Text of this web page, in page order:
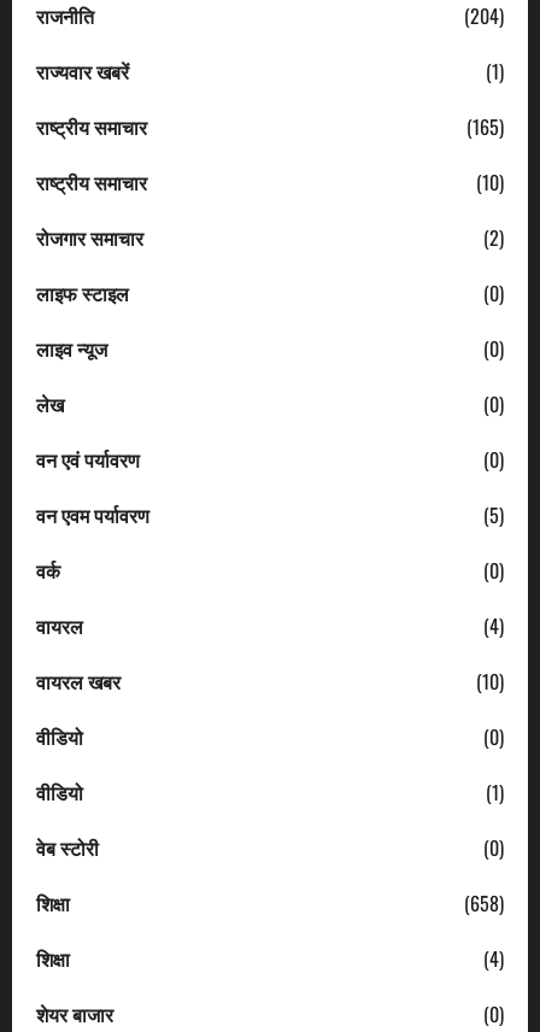
राजनीति
(204)
राज्यवार खबरें
(1)
राष्ट्रीय समाचार
(165)
राष्ट्रीय समाचार
(10)
रोजगार समाचार
(2)
लाइफ स्टाइल
(0)
लाइव न्यूज
(0)
लेख
(0)
वन एवं पर्यावरण
(0)
वन एवम पर्यावरण
(5)
वर्क
(0)
वायरल
(4)
वायरल खबर
(10)
वीडियो
(0)
वीडियो
(1)
वेब स्टोरी
(0)
शिक्षा
(658)
शिक्षा
(4)
शेयर बाजार
(0)